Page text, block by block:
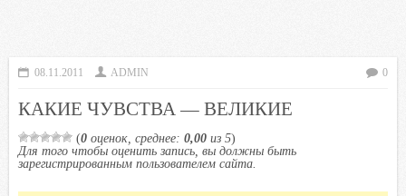
08.11.2011 ADMIN 0
КАКИЕ ЧУВСТВА — ВЕЛИКИЕ
(0 оценок, среднее: 0,00 из 5)
Для того чтобы оценить запись, вы должны быть
зарегистрированным пользователем сайта.